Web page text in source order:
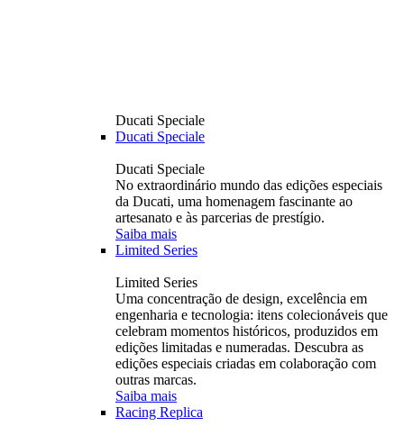
Ducati Speciale
Ducati Speciale
Ducati Speciale
No extraordinário mundo das edições especiais
da Ducati, uma homenagem fascinante ao
artesanato e às parcerias de prestígio.
Saiba mais
Limited Series
Limited Series
Uma concentração de design, excelência em
engenharia e tecnologia: itens colecionáveis ​​que
celebram momentos históricos, produzidos em
edições limitadas e numeradas. Descubra as
edições especiais criadas em colaboração com
outras marcas.
Saiba mais
Racing Replica